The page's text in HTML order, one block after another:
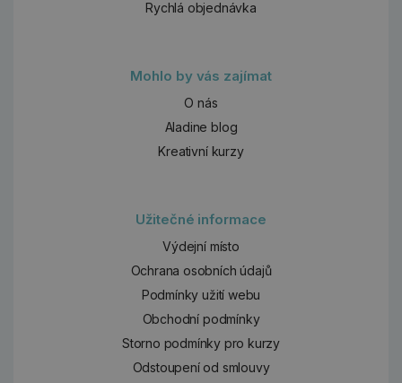
Rychlá objednávka
Mohlo by vás zajímat
O nás
Aladine blog
Kreativní kurzy
Užitečné informace
Výdejní místo
Ochrana osobních údajů
Podmínky užití webu
Obchodní podmínky
Storno podmínky pro kurzy
Odstoupení od smlouvy